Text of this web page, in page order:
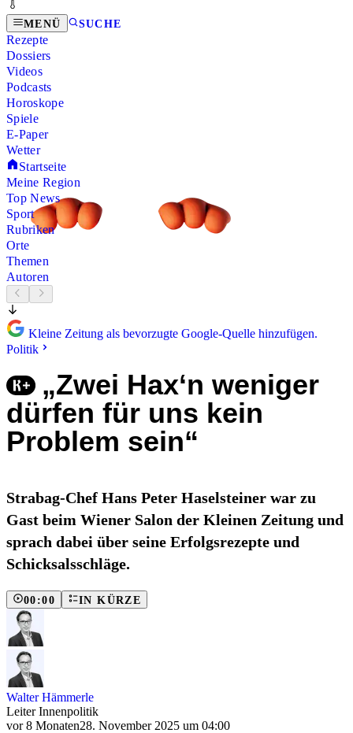
MENÜ SUCHE
Rezepte
Dossiers
Videos
Podcasts
Horoskope
Spiele
E-Paper
Wetter
Startseite
Meine Region
Top News
Sport
Rubriken
Orte
Themen
Autoren
Kleine Zeitung als bevorzugte Google-Quelle hinzufügen.
Politik
„Zwei Hax‘n weniger
dürfen für uns kein
Problem sein“
Strabag-Chef Hans Peter Haselsteiner war zu
Gast beim Wiener Salon der Kleinen Zeitung und
sprach dabei über seine Erfolgsrezepte und
Schicksalsschläge.
00:00 IN KÜRZE
Walter Hämmerle
Leiter Innenpolitik
vor 8 Monaten28. November 2025 um 04:00